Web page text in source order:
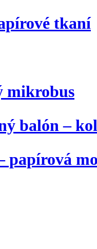
tkaní
mikrobus
balón –
papírová